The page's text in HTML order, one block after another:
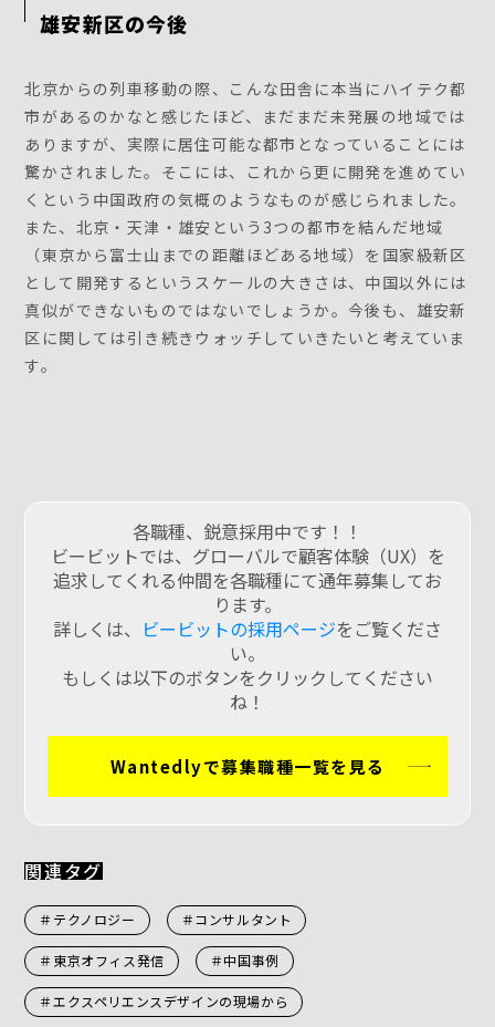
雄安新区の今後
北京からの列車移動の際、こんな田舎に本当にハイテク都
市があるのかなと感じたほど、まだまだ未発展の地域では
ありますが、実際に居住可能な都市となっていることには
驚かされました。そこには、これから更に開発を進めてい
くという中国政府の気概のようなものが感じられました。
また、北京・天津・雄安という3つの都市を結んだ地域
（東京から富士山までの距離ほどある地域）を国家級新区
として開発するというスケールの大きさは、中国以外には
真似ができないものではないでしょうか。今後も、雄安新
区に関しては引き続きウォッチしていきたいと考えていま
す。
各職種、鋭意採用中です！！
ビービットでは、グローバルで顧客体験（UX）を
追求してくれる仲間を各職種にて通年募集してお
ります。
詳しくは、 ビービットの採用ページをご覧くださ
い。
もしくは以下のボタンをクリックしてください
ね！
Wantedlyで募集職種一覧を見る
関連タグ
＃テクノロジー ＃コンサルタント
＃東京オフィス発信 ＃中国事例
＃エクスペリエンスデザインの現場から